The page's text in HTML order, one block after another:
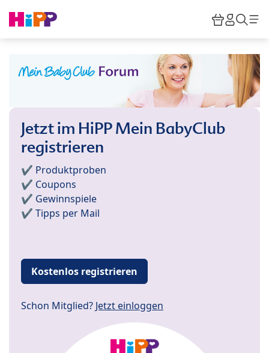
HiPP
Jetzt im HiPP Mein BabyClub
registrieren
✔️ Produktproben
✔️ Coupons
✔️ Gewinnspiele
✔️ Tipps per Mail
Kostenlos registrieren
Schon Mitglied? Jetzt einloggen